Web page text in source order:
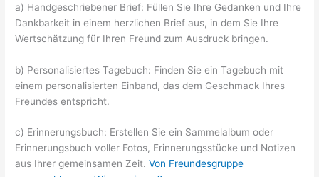
a) Handgeschriebener Brief: Füllen Sie Ihre Gedanken und Ihre
Dankbarkeit in einem herzlichen Brief aus, in dem Sie Ihre
Wertschätzung für Ihren Freund zum Ausdruck bringen.
b) Personalisiertes Tagebuch: Finden Sie ein Tagebuch mit
einem personalisierten Einband, das dem Geschmack Ihres
Freundes entspricht.
c) Erinnerungsbuch: Erstellen Sie ein Sammelalbum oder
Erinnerungsbuch voller Fotos, Erinnerungsstücke und Notizen
aus Ihrer gemeinsamen Zeit.Von Freundesgruppe